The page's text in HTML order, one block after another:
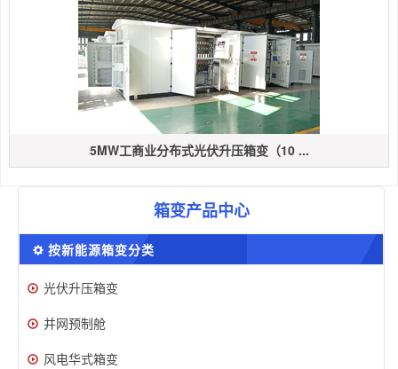
5MW工商业分布式光伏升压箱变（10 ...
箱变产品中心
按新能源箱变分类
光伏升压箱变
并网预制舱
风电华式箱变